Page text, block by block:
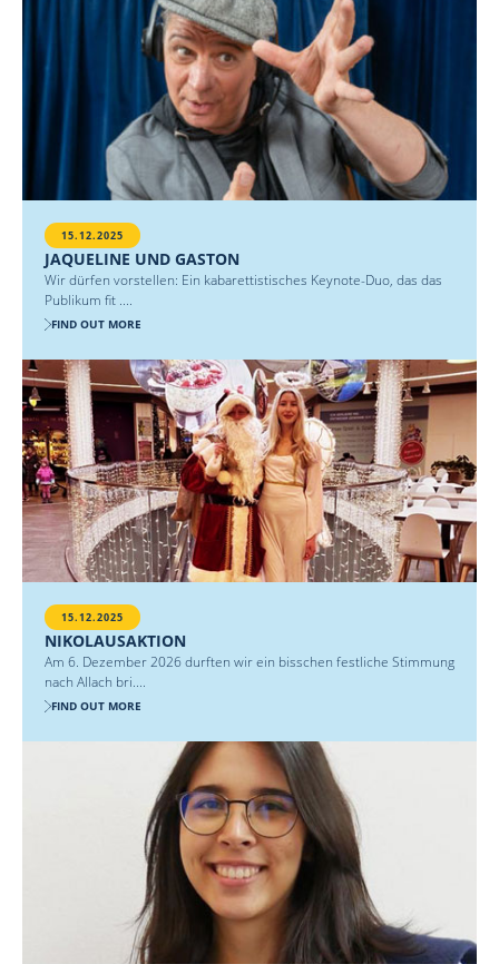
15.12.2025
JAQUELINE UND GASTON
Wir dürfen vorstellen: Ein kabarettistisches Keynote-Duo, das das
Publikum fit ....
FIND OUT MORE
15.12.2025
NIKOLAUSAKTION
Am 6. Dezember 2026 durften wir ein bisschen festliche Stimmung
nach Allach bri....
FIND OUT MORE